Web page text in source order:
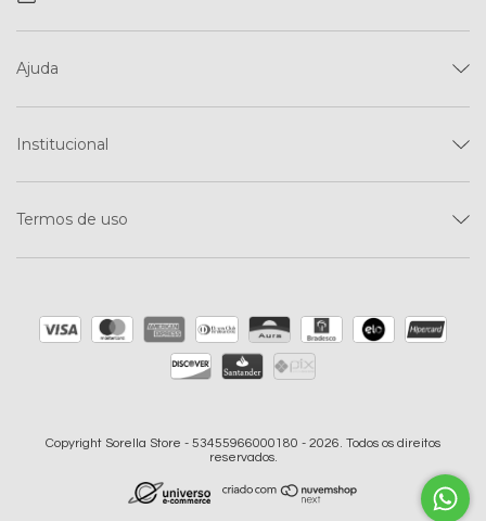
Ajuda
Institucional
Termos de uso
Copyright Sorella Store - 53455966000180 - 2026. Todos os direitos
reservados.